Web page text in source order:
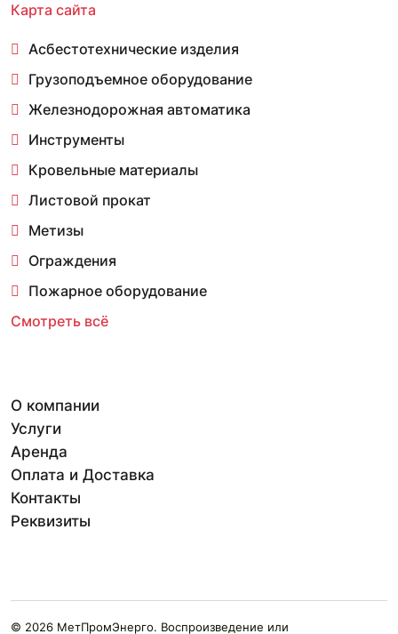
Карта сайта
Асбестотехнические изделия
Грузоподъемное оборудование
Железнодорожная автоматика
Инструменты
Кровельные материалы
Листовой прокат
Метизы
Ограждения
Пожарное оборудование
Смотреть всё
О компании
Услуги
Аренда
Оплата и Доставка
Контакты
Реквизиты
© 2026 МетПромЭнерго. Воспроизведение или